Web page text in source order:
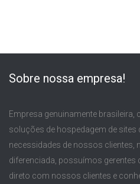
Sobre nossa empresa!
Empresa genuinamente
soluções de hospedagem de
necessidades de nossos clientes,
diferenciada, possuímos gerentes
direto com nossos clientes e